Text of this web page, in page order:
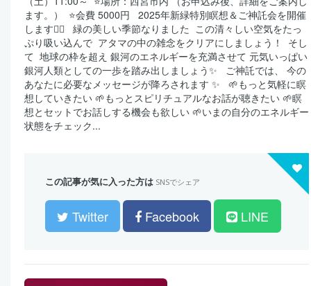
ます。） ⁡ ⭐️会費 5000円 ⁡ ⁡ 2025年新緑特別瞑想＆ご神託会を開催
します🧘‍♀️ ⁡ ⁡ 緑の美しい季節なりました ⁡ この清々しい空気をたっ
ぷり吸い込んで ⁡ アタマの中の雑念をクリアにしましょう！ ⁡ そし
て ⁡ 地球の枠を超え 銀河のエネルギーを充満させて 元気いっぱい
銀河人類としての一歩を踏み出しましょう✨ ⁡ ⁡ ご神託では、 今の
あなたに必要なメッセージが降ろされます ✨ ⁡ ⁡ 🌱もっと気軽に瞑
想していきたい 🌱もっとスピリチュアルなお話が聴きたい 🌱瞑
想とセットでお話しする機会も欲しい 🌱いまの自分のエネルギー
状態をチェック...
この記事が気に入った方は SNSでシェア
Twitter Facebook LINE